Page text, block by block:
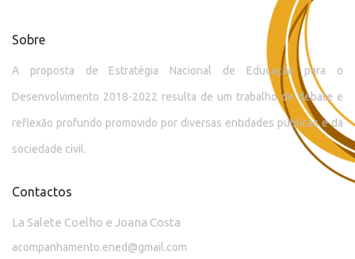
Sobre
A proposta de Estratégia Nacional de Educação para o
Desenvolvimento 2018-2022 resulta de um trabalho de debate e
reflexão profundo promovido por diversas entidades públicas e da
sociedade civil.
Contactos
La Salete Coelho e Joana Costa
acompanhamento.ened@gmail.com